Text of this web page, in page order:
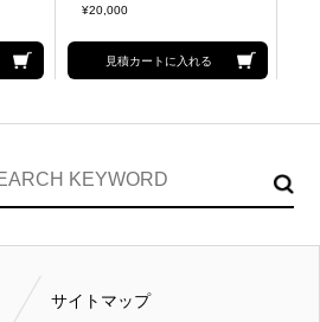
¥20,000
見積カートに入れる
サイトマップ